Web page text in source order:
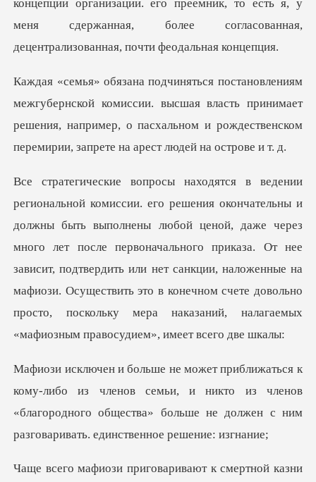
миссии. высшая власть принимает
решения, например, о пасхальном и
ой, даже через
много лет после первоначального приказа. От нее
зависит, подтвердить или нет санкции, наложенные на
мафиози. Осущ
членов семьи, и никто из членов
«благородного общества» больш
говаривают к смертной